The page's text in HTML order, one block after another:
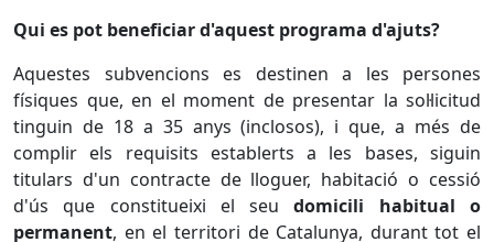
Qui es pot beneficiar d'aquest programa d'ajuts?
Aquestes subvencions es destinen a les persones
físiques que, en el moment de presentar la sol·licitud
tinguin de 18 a 35 anys (inclosos), i que, a més de
complir els requisits establerts a les bases, siguin
titulars d'un contracte de lloguer, habitació o cessió
d'ús que constitueixi el seudomicili habitual o
permanent, en el territori de Catalunya, durant tot el